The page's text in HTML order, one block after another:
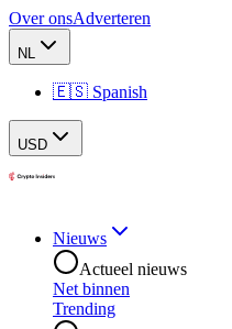
Over onsAdverteren
NL
🇪🇸 Spanish
USD
Nieuws
Actueel nieuws
Net binnen
Trending